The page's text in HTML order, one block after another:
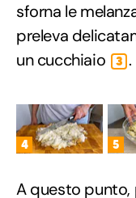
sforna le
preleva
un cucchiaio
3 .
4 5
A questo punto,